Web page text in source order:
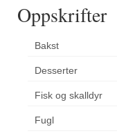
Oppskrifter
Bakst
Desserter
Fisk og skalldyr
Fugl